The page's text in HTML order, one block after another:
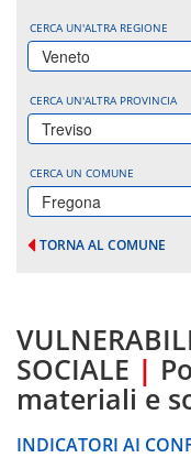
CERCA UN'ALTRA REGIONE
Veneto
CERCA UN'ALTRA PROVINCIA
Treviso
CERCA UN COMUNE
Fregona
TORNA AL COMUNE
SOCIALE |
materiali e
INDICATORI AI